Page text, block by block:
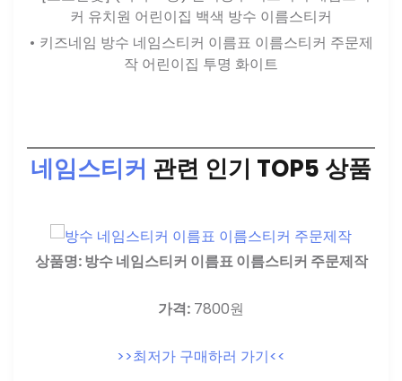
커 유치원 어린이집 백색 방수 이름스티커
키즈네임 방수 네임스티커 이름표 이름스티커 주문제
작 어린이집 투명 화이트
네임스티커 관련 인기 TOP5 상품
상품명: 방수 네임스티커 이름표 이름스티커 주문제작
가격: 7800원
>>최저가 구매하러 가기<<